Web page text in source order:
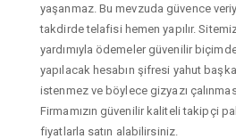
yaşanmaz. Bu mevzuda güvence
takdirde telafisi hemen yapılır.
yardımıyla ödemeler güvenilir biçimde
yapılacak hesabın şifresi yahut
istenmez ve böylece gizyazı
Firmamızın güvenilir kaliteli takipçi
fiyatlarla satın alabilirsiniz.